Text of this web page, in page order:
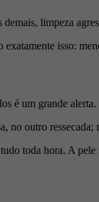
limpeza
isso:
é um grande
no outro
toda hora. A